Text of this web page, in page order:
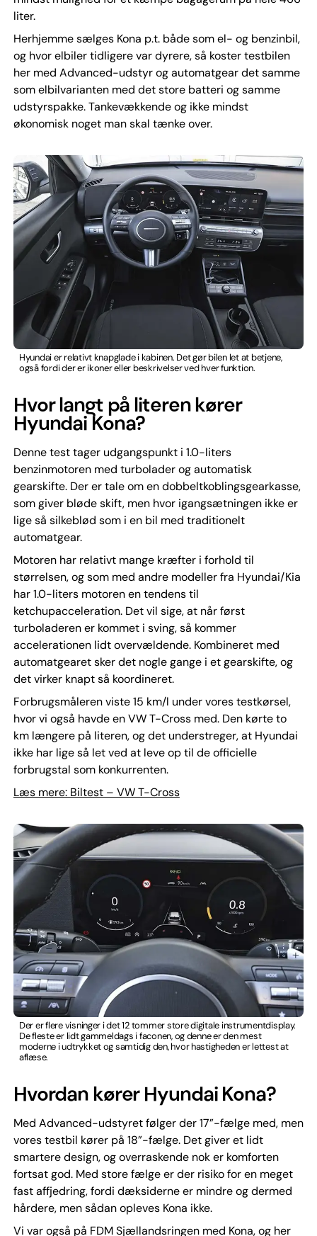
liter.
Herhjemme sælges Kona p.t. både som el- og benzinbil,
og hvor elbiler tidligere var dyrere, så koster testbilen
her med Advanced-udstyr og automatgear det samme
som elbilvarianten med det store batteri og samme
udstyrspakke. Tankevækkende og ikke mindst
økonomisk noget man skal tænke over.
Hyundai er relativt knapglade i kabinen. Det gør bilen let at betjene,
også fordi der er ikoner eller beskrivelser ved hver funktion.
Hvor langt på literen kører
Hyundai Kona?
Denne test tager udgangspunkt i 1.0-liters
benzinmotoren med turbolader og automatisk
gearskifte. Der er tale om en dobbeltkoblingsgearkasse,
som giver bløde skift, men hvor igangsætningen ikke er
lige så silkeblød som i en bil med traditionelt
automatgear.
Motoren har relativt mange kræfter i forhold til
størrelsen, og som med andre modeller fra Hyundai/Kia
har 1.0-liters motoren en tendens til
ketchupacceleration. Det vil sige, at når først
turboladeren er kommet i sving, så kommer
accelerationen lidt overvældende. Kombineret med
automatgearet sker det nogle gange i et gearskifte, og
det virker knapt så koordineret.
Forbrugsmåleren viste 15 km/l under vores testkørsel,
hvor vi også havde en VW T-Cross med. Den kørte to
km længere på literen, og det understreger, at Hyundai
ikke har lige så let ved at leve op til de officielle
forbrugstal som konkurrenten.
Læs mere: Biltest – VW T-Cross
Der er flere visninger i det 12 tommer store digitale instrumentdisplay.
De fleste er lidt gammeldags i faconen, og denne er den mest
moderne i udtrykket og samtidig den, hvor hastigheden er lettest at
aflæse.
Hvordan kører Hyundai Kona?
Med Advanced-udstyret følger der 17”-fælge med, men
vores testbil kører på 18”-fælge. Det giver et lidt
smartere design, og overraskende nok er komforten
fortsat god. Med store fælge er der risiko for en meget
fast affjedring, fordi dæksiderne er mindre og dermed
hårdere, men sådan opleves Kona ikke.
Vi var også på FDM Sjællandsringen med Kona, og her